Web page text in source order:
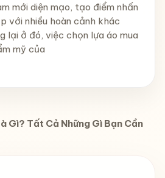
mới diện mạo, tạo điểm nhấn
với nhiều hoàn cảnh khác
lại ở đó, việc chọn lựa áo mua
mỹ của
Gì? Tất Cả Những Gì Bạn Cần